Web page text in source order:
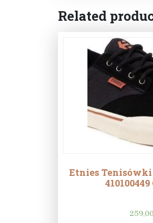
Related
Etnies
259,00